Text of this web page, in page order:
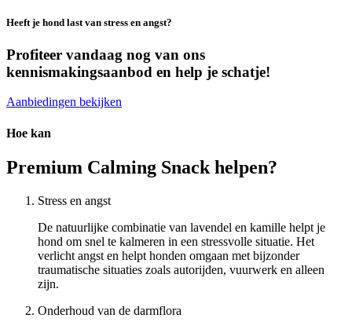
Heeft je hond last van stress en angst?
Profiteer vandaag nog van ons
kennismakingsaanbod en help je schatje!
Aanbiedingen bekijken
Hoe kan
Premium Calming Snack helpen?
Stress en angst
De natuurlijke combinatie van lavendel en kamille helpt je
hond om snel te kalmeren in een stressvolle situatie. Het
verlicht angst en helpt honden omgaan met bijzonder
traumatische situaties zoals autorijden, vuurwerk en alleen
zijn.
Onderhoud van de darmflora